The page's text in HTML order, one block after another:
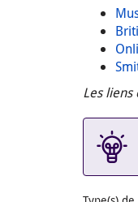
Les